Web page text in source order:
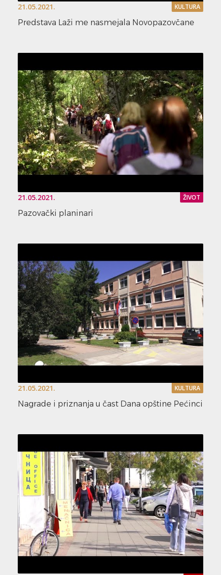
21.05.2021. KULTURA
Predstava Laži me nasmejala Novopazovčane
21.05.2021. ŽIVOT
Pazovački planinari
21.05.2021. KULTURA
Nagrade i priznanja u čast Dana opštine Pećinci